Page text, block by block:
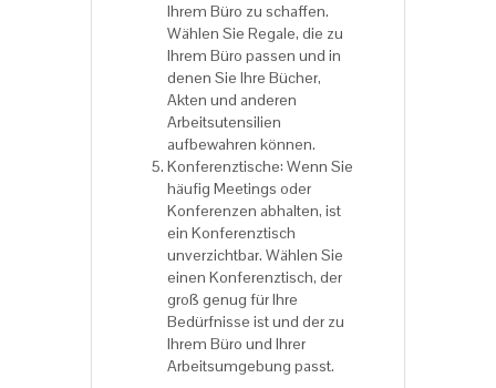
Ihrem Büro zu schaffen.
Wählen Sie Regale, die zu
Ihrem Büro passen und in
denen Sie Ihre Bücher,
Akten und anderen
Arbeitsutensilien
aufbewahren können.
Konferenztische: Wenn Sie
häufig Meetings oder
Konferenzen abhalten, ist
ein Konferenztisch
unverzichtbar. Wählen Sie
einen Konferenztisch, der
groß genug für Ihre
Bedürfnisse ist und der zu
Ihrem Büro und Ihrer
Arbeitsumgebung passt.